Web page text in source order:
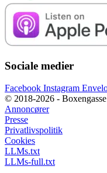
Sociale medier
Facebook Instagram
© 2018-2026 -
Annoncører
Presse
Privatlivspolitik
Cookies
LLMs.txt
LLMs-full.txt